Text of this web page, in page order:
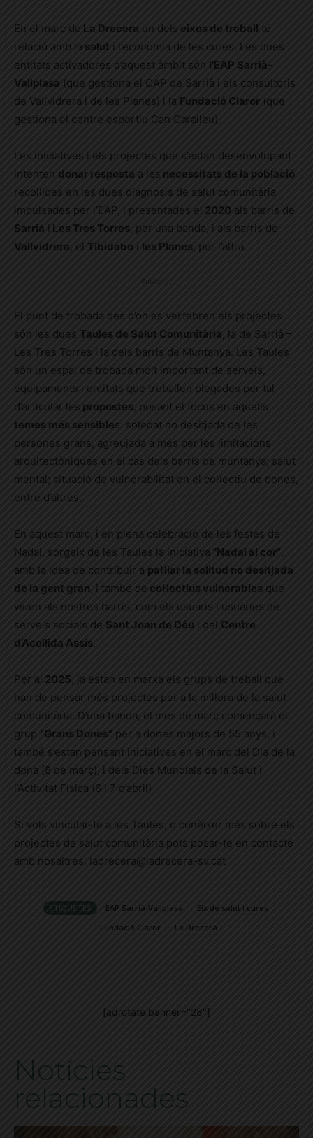
En el marc de La Drecera un dels eixos de treball té
relació amb la salut i l’economia de les cures. Les dues
entitats activadores d’aquest àmbit són l’EAP Sarrià-
Vallplasa (que gestiona el CAP de Sarrià i els consultoris
de Vallvidrera i de les Planes) i la Fundació Claror (que
gestiona el centre esportiu Can Caralleu).
Les iniciatives i els projectes que s’estan desenvolupant
intenten donar resposta a les necessitats de la població
recollides en les dues diagnosis de salut comunitària
impulsades per l’EAP, i presentades el 2020 als barris de
Sarrià i Les Tres Torres , per una banda, i als barris de
Vallvidrera , el Tibidabo les Planes, per l’altra.
Publicitat
El punt de trobada des d’on es vertebren els projectes
són les dues Taules de Salut Comunitària, la de Sarrià –
Les Tres Torres i la dels barris de Muntanya. Les Taules
són un espai de trobada molt important de serveis,
equipaments i entitats que treballen plegades per tal
d’articular les propostes , posant el focus en aquells
temes més sensibles: soledat no desitjada de les
persones grans, agreujada a més per les limitacions
arquitectòniques en el cas dels barris de muntanya; salut
mental; situació de vulnerabilitat en el col·lectiu de dones,
entre d’altres.
En aquest marc, i en plena celebració de les festes de
Nadal, sorgeix de les Taules la iniciativa “Nadal al cor”
amb la idea de contribuir a pal·liar la solitud no desitjada
de la gent gran, i també de col·lectius vulnerables que
viuen als nostres barris, com els usuaris i usuàries de
serveis socials de Sant Joan de Déu i del
Centre
d’Acollida Assís
Per al 2025 , ja estan en marxa els grups de treball que
han de pensar més projectes per a la millora de la salut
comunitària. D’una banda, el mes de març començarà el
grup “Grans Dones” per a dones majors de 55 anys, i
també s’estan pensant iniciatives en el marc del Dia de la
dona (8 de març), i dels Dies Mundials de la Salut i
l’Activitat Física (6 i 7 d’abril)
Si vols vincular-te a les Taules, o conèixer més sobre els
projectes de salut comunitària pots posar-te en contacte
amb nosaltres: ladrecera@ladrecera-sv.cat
ETIQUETES EAP Sarrià-Vallplasa
Eix de salut i cures
Fundació Claror
La Drecera
[adrotate banner="28"]
Notícies
relacionades